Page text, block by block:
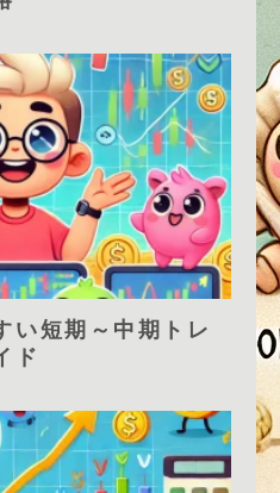
い短期～中期トレ
ド